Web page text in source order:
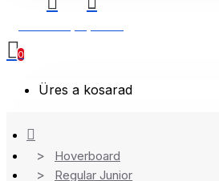
0
Üres a kosarad
Hoverboard
Regular Junior